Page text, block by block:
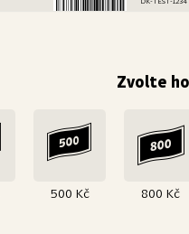
DK-TEST-1234
Zvolte
500 Kč 800 Kč